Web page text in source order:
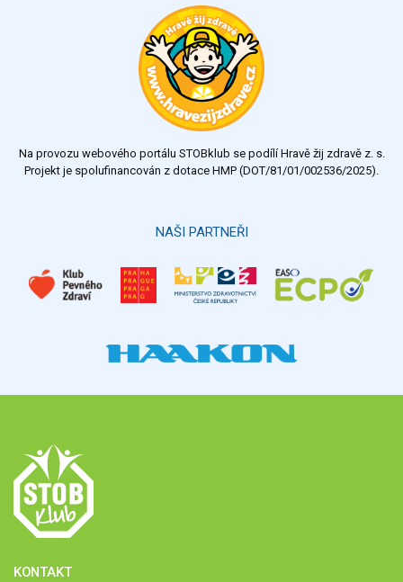
Výsledky Všechny ankety
Na provozu webového portálu STOBklub se podílí Hravě žij zdravě z. s.
Projekt je spolufinancován z dotace HMP (DOT/81/01/002536/2025).
NAŠI PARTNEŘI
KONTAKT